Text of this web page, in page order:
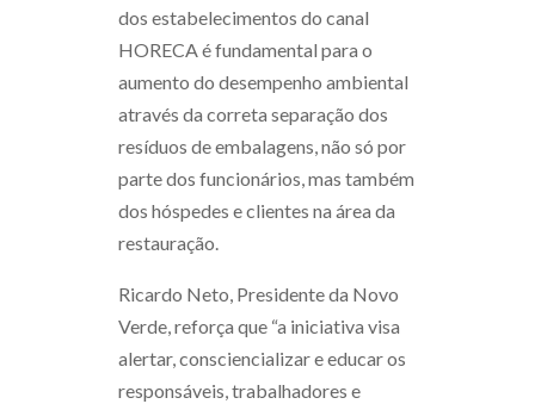
dos estabelecimentos do canal
HORECA é fundamental para o
aumento do desempenho ambiental
através da correta separação dos
resíduos de embalagens, não só por
parte dos funcionários, mas também
dos hóspedes e clientes na área da
restauração.
Ricardo Neto, Presidente da Novo
Verde, reforça que “a iniciativa visa
alertar, consciencializar e educar os
responsáveis, trabalhadores e